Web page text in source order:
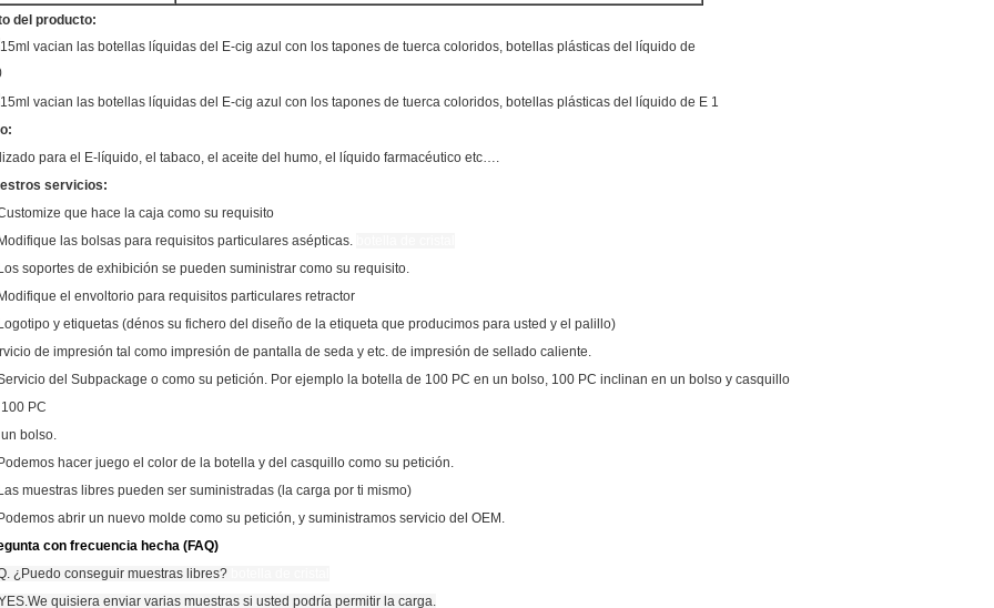
del producto:
para el E-líquido, el tabaco, el aceite del humo, el líquido farmacéutico etc….
servicios:
que hace la caja como su requisito
las bolsas para requisitos particulares asépticas.
soportes de exhibición se pueden suministrar como su requisito.
el envoltorio para requisitos particulares retractor
y etiquetas (dénos su fichero del diseño de la etiqueta que producimos para usted y el palillo)
de impresión tal como impresión de pantalla de seda y etc. de impresión de sellado caliente.
del Subpackage o como su petición. Por ejemplo la botella de 100 PC en un bolso, 100 PC inclinan en un bolso y casquillo
PC
bolso.
hacer juego el color de la botella y del casquillo como su petición.
muestras libres pueden ser suministradas (la carga por ti mismo)
abrir un nuevo molde como su petición, y suministramos servicio del OEM.
con frecuencia hecha (FAQ)
¿Puedo conseguir muestras libres?
quisiera enviar varias muestras si usted podría permitir la carga.